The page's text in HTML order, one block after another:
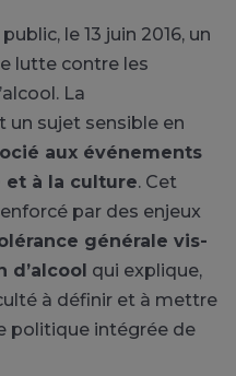
le 13 juin 2016, un
lutte contre les
La
un sujet sensible en
aux événements
et à la culture. Cet
par des enjeux
générale vis-
d’alcool qui explique,
à définir et à mettre
politique intégrée de